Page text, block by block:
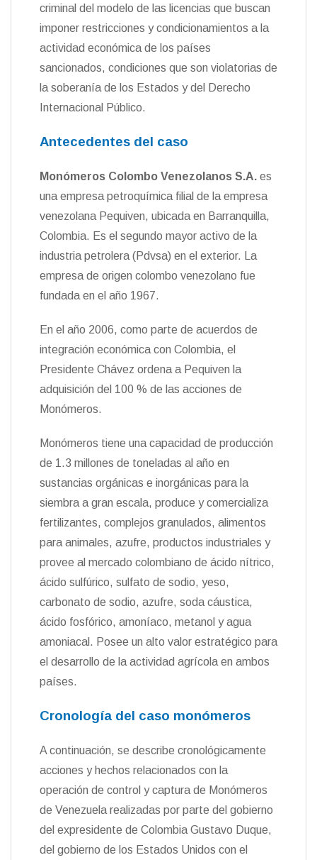
criminal del modelo de las licencias que buscan
imponer restricciones y condicionamientos a la
actividad económica de los países
sancionados, condiciones que son violatorias de
la soberanía de los Estados y del Derecho
Internacional Público.
Antecedentes del caso
Monómeros Colombo Venezolanos S.A. es
una empresa petroquímica filial de la empresa
venezolana Pequiven, ubicada en Barranquilla,
Colombia. Es el segundo mayor activo de la
industria petrolera (Pdvsa) en el exterior. La
empresa de origen colombo venezolano fue
fundada en el año 1967.
En el año 2006, como parte de acuerdos de
integración económica con Colombia, el
Presidente Chávez ordena a Pequiven la
adquisición del 100 % de las acciones de
Monómeros.
Monómeros tiene una capacidad de producción
de 1.3 millones de toneladas al año en
sustancias orgánicas e inorgánicas para la
siembra a gran escala, produce y comercializa
fertilizantes, complejos granulados, alimentos
para animales, azufre, productos industriales y
provee al mercado colombiano de ácido nítrico,
ácido sulfúrico, sulfato de sodio, yeso,
carbonato de sodio, azufre, soda cáustica,
ácido fosfórico, amoníaco, metanol y agua
amoniacal. Posee un alto valor estratégico para
el desarrollo de la actividad agrícola en ambos
países.
Cronología del caso monómeros
A continuación, se describe cronológicamente
acciones y hechos relacionados con la
operación de control y captura de Monómeros
de Venezuela realizadas por parte del gobierno
del expresidente de Colombia Gustavo Duque,
del gobierno de los Estados Unidos con el